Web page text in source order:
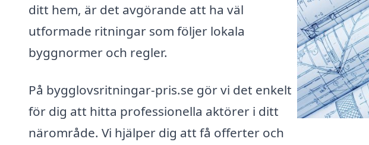
ditt hem, är det avgörande att ha väl
utformade ritningar som följer lokala
byggnormer och regler.
På bygglovsritningar-pris.se gör vi det enkelt
för dig att hitta professionella aktörer i ditt
närområde. Vi hjälper dig att få offerter och